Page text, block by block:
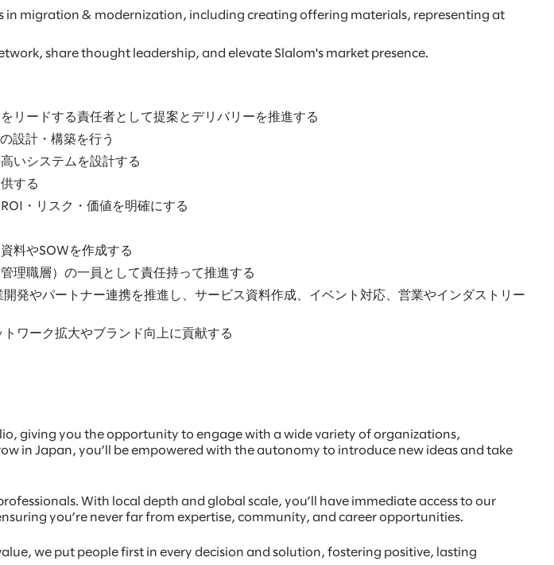
in migration & modernization, including creating offering materials, representing at
share thought leadership, and elevate Slalom's market presence.
リードする責任者として提案とデリバリーを推進する
設計・構築を行う
いシステムを設計する
する
・リスク・価値を明確にする
料やSOWを作成する
理職層）の一員として責任持って推進する
発やパートナー連携を推進し、サービス資料作成、イベント対応、営業やインダストリー
ワーク拡大やブランド向上に貢献する
giving you the opportunity to engage with a wide variety of organizations,
in Japan, you’ll be empowered with the autonomy to introduce new ideas and take
With local depth and global scale, you’ll have immediate access to our
you’re never far from expertise, community, and career opportunities.
we put people first in every decision and solution, fostering positive, lasting